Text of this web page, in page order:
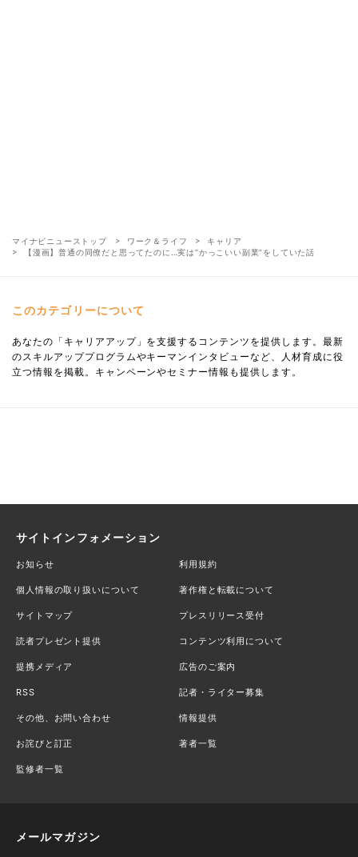
マイナビニューストップ ワーク＆ライフ
キャリア
【漫画】普通の同僚だと思ってたのに…実は“かっこいい副業”をしていた話
このカテゴリーについて
あなたの「キャリアアップ」を支援するコンテンツを提供します。最新
のスキルアッププログラムやキーマンインタビューなど、人材育成に役
立つ情報を掲載。キャンペーンやセミナー情報も提供します。
サイトインフォメーション
お知らせ 利用規約
個人情報の取り扱いについて 著作権と転載について
サイトマップ プレスリリース受付
読者プレゼント提供 コンテンツ利用について
提携メディア 広告のご案内
RSS 記者・ライター募集
その他、お問い合わせ 情報提供
お詫びと訂正 著者一覧
監修者一覧
メールマガジン